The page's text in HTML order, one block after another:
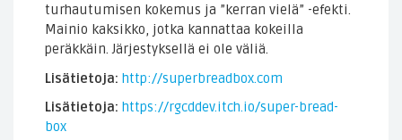
turhautumisen kokemus ja ”kerran vielä” -efekti.
Mainio kaksikko, jotka kannattaa kokeilla
peräkkäin. Järjestyksellä ei ole väliä.
Lisätietoja: http://superbreadbox.com
Lisätietoja: https://rgcddev.itch.io/super-bread-
box